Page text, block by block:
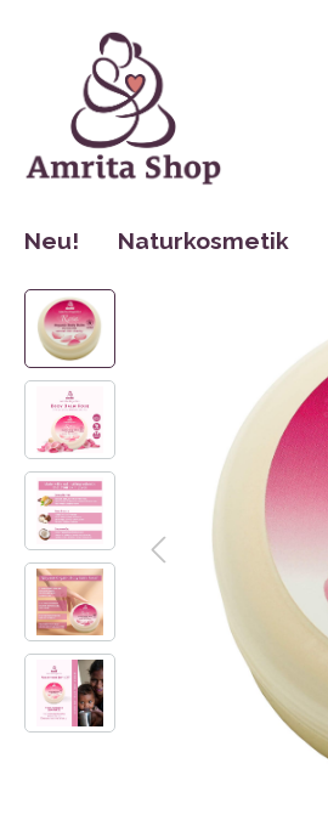
Neu! Naturkosmetik
Mund Hygiene